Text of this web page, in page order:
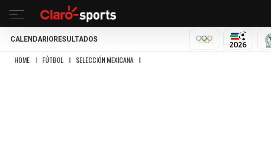
CALENDARIO RESULTADOS
OLÍMPICOSMUNDIAL
HOME I FÚTBOL I SELECCIÓN MEXICANA I